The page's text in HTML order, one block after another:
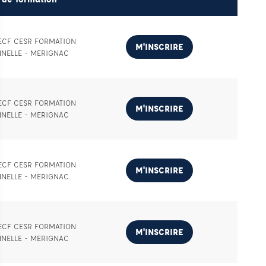
CESR FORMATION
- MERIGNAC
M'INSCRIRE
CESR FORMATION
- MERIGNAC
M'INSCRIRE
CESR FORMATION
- MERIGNAC
M'INSCRIRE
CESR FORMATION
- MERIGNAC
M'INSCRIRE